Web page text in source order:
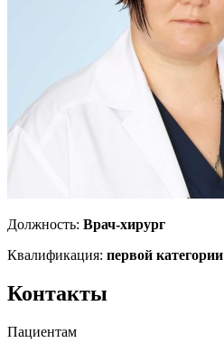
Должность: Врач-хирург
Квалификация: первой категории
Контакты
Пациентам